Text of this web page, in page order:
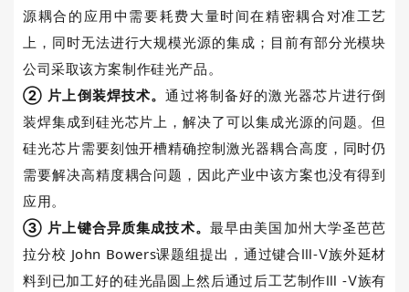
源耦合的应用中需要耗费大量时间在精密耦合对准工艺
上，同时无法进行大规模光源的集成；目前有部分光模块
公司采取该方案制作硅光产品。
② 片上倒装焊技术。通过将制备好的激光器芯片进行倒
装焊集成到硅光芯片上，解决了可以集成光源的问题。但
硅光芯片需要刻蚀开槽精确控制激光器耦合高度，同时仍
需要解决高精度耦合问题，因此产业中该方案也没有得到
应用。
③ 片上键合异质集成技术。 最早由美国加州大学圣芭芭
拉分校 John Bowers课题组提出，通过键合Ⅲ-Ⅴ族外延材
料到已加工好的硅光晶圆上然后通过后工艺制作Ⅲ -Ⅴ族有